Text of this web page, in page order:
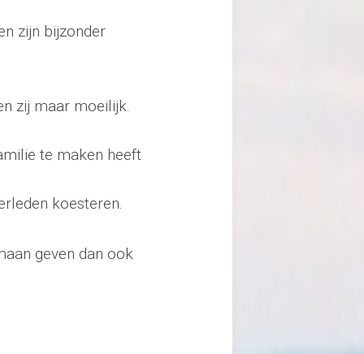
zijn bijzonder
zij maar moeilijk.
te maken heeft
koesteren.
geven dan ook